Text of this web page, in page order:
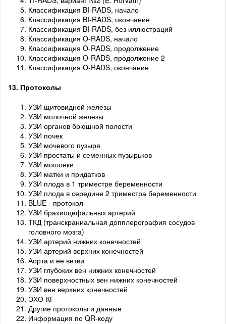
Классификация BI-RADS, начало
Классификация BI-RADS, окончание
Классификация BI-RADS, без иллюстраций
Классификация O-RADS, начало
Классификация O-RADS, продолжение
Классификация O-RADS, продолжение 2
Классификация O-RADS, окончание
13. Протоколы
УЗИ щитовидной железы
УЗИ молочной железы
УЗИ органов брюшной полости
УЗИ почек
УЗИ мочевого пузыря
УЗИ простаты и семенных пузырьков
УЗИ мошонки
УЗИ матки и придатков
УЗИ плода в 1 триместре беременности
УЗИ плода в середине 2 триместра беременности
BLUE - протокол
УЗИ брахиоцефальных артерий
ТКД (транскраниальная допплерография сосудов
головного мозга)
УЗИ артерий нижних конечностей
УЗИ артерий верхних конечностей
Аорта и ее ветви
УЗИ глубоких вен нижних конечностей
УЗИ поверхностных вен нижних конечностей
УЗИ вен верхних конечностей
ЭХО-КГ
Другие протоколы и данные
Информация по QR-коду